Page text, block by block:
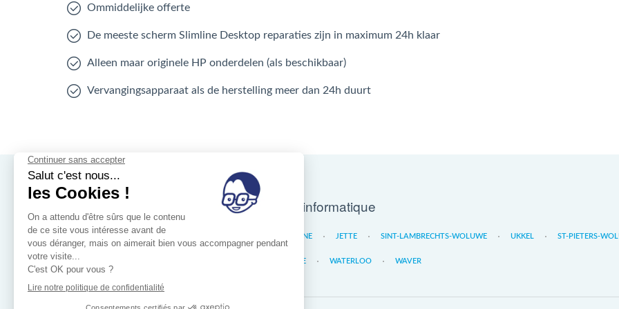
Ommiddelijke offerte
De meeste scherm Slimline Desktop reparaties zijn in maximum 24h klaar
Alleen maar originele HP onderdelen (als beschikbaar)
Vervangingsapparaat als de herstelling meer dan 24h duurt
Nos magasins d'informatique
ELSENE JETTE SINT-LAMBRECHTS-WOLUWE UKKEL ST-PIETERS-
LIÈGE WATERLOO WAVER